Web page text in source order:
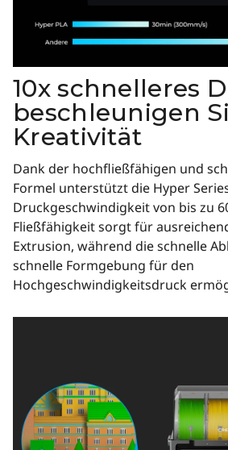
10x schnelleres
beschleunigen
Kreativität
Dank der hochfließfähigen und
Formel unterstützt die Hyper
Druckgeschwindigkeit von bis zu
Fließfähigkeit sorgt für
Extrusion, während die schnelle
schnelle Formgebung für den
Hochgeschwindigkeitsdruck